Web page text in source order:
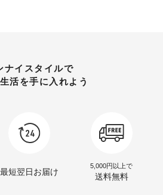
ナイスタイルで
活を手に入れよう
最短翌日お届け
5,000円以上で
送料無料